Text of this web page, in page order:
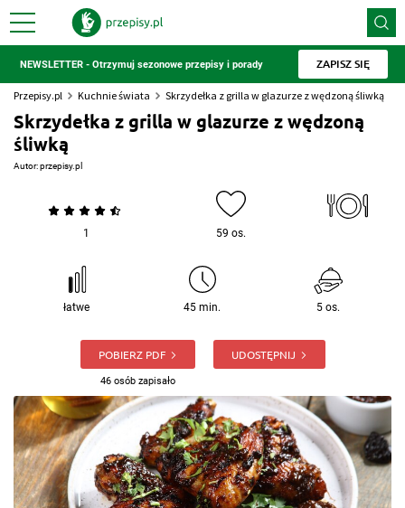
NEWSLETTER - Otrzymuj sezonowe przepisy i porady ZAPISZ SIĘ
Przepisy.pl Kuchnie świata Skrzydełka z grilla w glazurze z wędzoną śliwką
Skrzydełka z grilla w glazurze z wędzoną
śliwką
Autor:przepisy.pl
1 59 os.
łatwe 45 min. 5 os.
POBIERZ PDF
46 osób zapisało
UDOSTĘPNIJ